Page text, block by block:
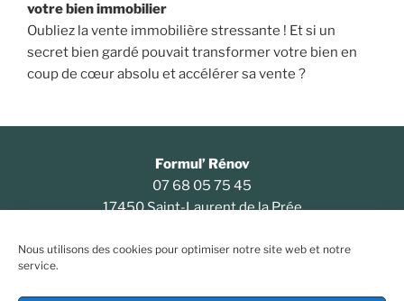
Nous utilisons des cookies pour optimiser notre site web et notre
service.
votre bien immobilier
Oubliez la vente immobilière stressante ! Et si un
secret bien gardé pouvait transformer votre bien en
coup de cœur absolu et accélérer sa vente ?
Formul’ Rénov
07 68 05 75 45
17450 Saint-Laurent de la Prée
Politique de confidentialité•Politique de cookies•